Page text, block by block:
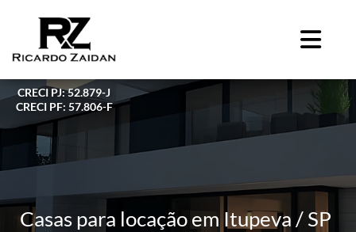
CRECI PJ: 52.879-J
CRECI PF: 57.806-F
Casas para locação em Itupeva / SP